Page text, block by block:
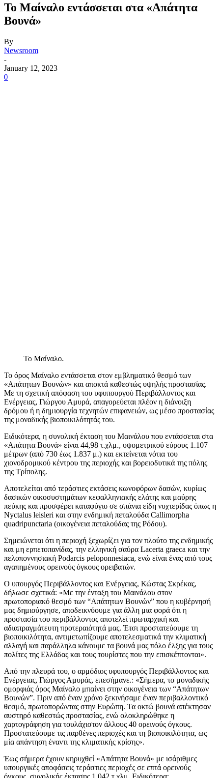
Το Μαίναλο εντάσσεται στα «Απάτητα
Βουνά»
By
Newsroom
-
January 12, 2023
0
Το Μαίναλο.
Το όρος Μαίναλο εντάσσεται στον εμβληματικό θεσμό των
«Απάτητων Βουνών» και αποκτά καθεστώς υψηλής προστασίας.
Με τη σχετική απόφαση του υφυπουργού Περιβάλλοντος και
Ενέργειας, Γιώργου Αμυρά, απαγορεύεται πλέον η διάνοιξη
δρόμου ή η δημιουργία τεχνητών επιφανειών, ως μέσο προστασίας
της μοναδικής βιοποικιλότητάς του.
Ειδικότερα, η συνολική έκταση του Μαινάλου που εντάσσεται στα
«Απάτητα Βουνά» είναι 44,98 τ.χλμ., υψομετρικού εύρους 1.107
μέτρων (από 730 έως 1.837 μ.) και εκτείνεται νότια του
χιονοδρομικού κέντρου της περιοχής και βορειοδυτικά της πόλης
της Τρίπολης.
Αποτελείται από τεράστιες εκτάσεις κωνοφόρων δασών, κυρίως
δασικών οικοσυστημάτων κεφαλληνιακής ελάτης και μαύρης
πεύκης και προσφέρει καταφύγιο σε σπάνια είδη νυχτερίδας όπως η
Nyctalus leisleri και στην ενδημική πεταλούδα Callimorpha
quadripunctaria (οικογένεια πεταλούδας της Ρόδου).
Σημειώνεται ότι η περιοχή ξεχωρίζει για τον πλούτο της ενδημικής
και μη ερπετοπανίδας, την ελληνική σαύρα Lacerta graeca και την
πελοποννησιακή Podarcis peloponnesiaca, ενώ είναι ένας από τους
αγαπημένους ορεινούς όγκους ορειβατών.
Ο υπουργός Περιβάλλοντος και Ενέργειας, Κώστας Σκρέκας,
δήλωσε σχετικά: «Με την ένταξη του Μαινάλου στον
πρωτοποριακό θεσμό των “Aπάτητων Βουνών” που η κυβέρνησή
μας δημιούργησε, αποδεικνύουμε για άλλη μια φορά ότι η
προστασία του περιβάλλοντος αποτελεί πρωταρχική και
αδιαπραγμάτευτη προτεραιότητά μας. Έτσι προστατεύουμε τη
βιοποικιλότητα, αντιμετωπίζουμε αποτελεσματικά την κλιματική
αλλαγή και παράλληλα κάνουμε τα βουνά μας πόλο έλξης για τους
πολίτες της Ελλάδας και τους τουρίστες που την επισκέπτονται».
Από την πλευρά του, ο αρμόδιος υφυπουργός Περιβάλλοντος και
Ενέργειας, Γιώργος Αμυράς, επεσήμανε.: «Σήμερα, το μοναδικής
ομορφιάς όρος Μαίναλο μπαίνει στην οικογένεια των “Απάτητων
Βουνών”. Πριν από έναν χρόνο ξεκινήσαμε έναν περιβαλλοντικό
θεσμό, πρωτοπορώντας στην Ευρώπη. Τα οκτώ βουνά απέκτησαν
αυστηρό καθεστώς προστασίας, ενώ ολοκληρώθηκε η
χαρτογράφηση για τουλάχιστον άλλους 40 ορεινούς όγκους.
Προστατεύουμε τις παρθένες περιοχές και τη βιοποικιλότητα, ως
μία απάντηση έναντι της κλιματικής κρίσης».
Έως σήμερα έχουν κηρυχθεί «Απάτητα Βουνά» με ισάριθμες
υπουργικές αποφάσεις τεράστιες περιοχές σε επτά ορεινούς
όγκους, συνολικής έκτασης 1.042 τ.χλμ. Ειδικότερα: